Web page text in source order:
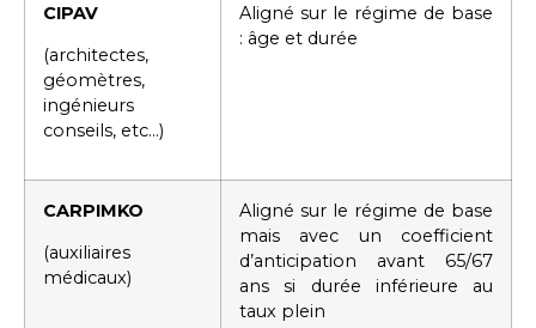
CIPAV
(architectes,
géomètres,
ingénieurs
conseils, etc…)
Aligné sur le régime de base
: âge et durée
CARPIMKO
(auxiliaires
médicaux)
Aligné sur le régime de base
mais avec un coefficient
d’anticipation avant 65/67
ans si durée inférieure au
taux plein